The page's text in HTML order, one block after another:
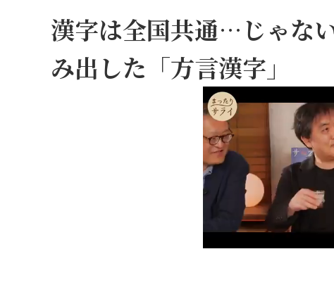
漢字は全国共通…じゃな
み出した「方言漢字」